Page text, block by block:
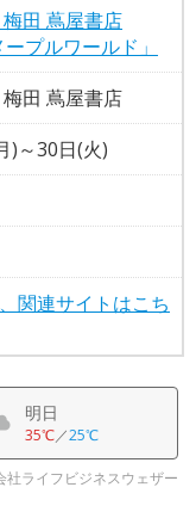
田 蔦屋書店
プルワールド」
田 蔦屋書店
)～30日(火)
関連サイトはこち
明日
35℃／25℃
社ライフビジネスウェザー